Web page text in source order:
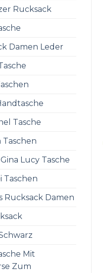
Rucksack
Damen Leder
Tasche
Taschen
Lucy Tasche
Taschen
Rucksack Damen
Mit
Zum